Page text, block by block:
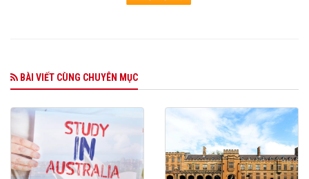
BÀI VIẾT CÙNG CHUYÊN MỤC